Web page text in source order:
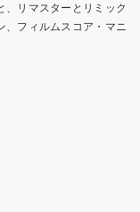
、リマスターとリミック
、フィルムスコア・マニ